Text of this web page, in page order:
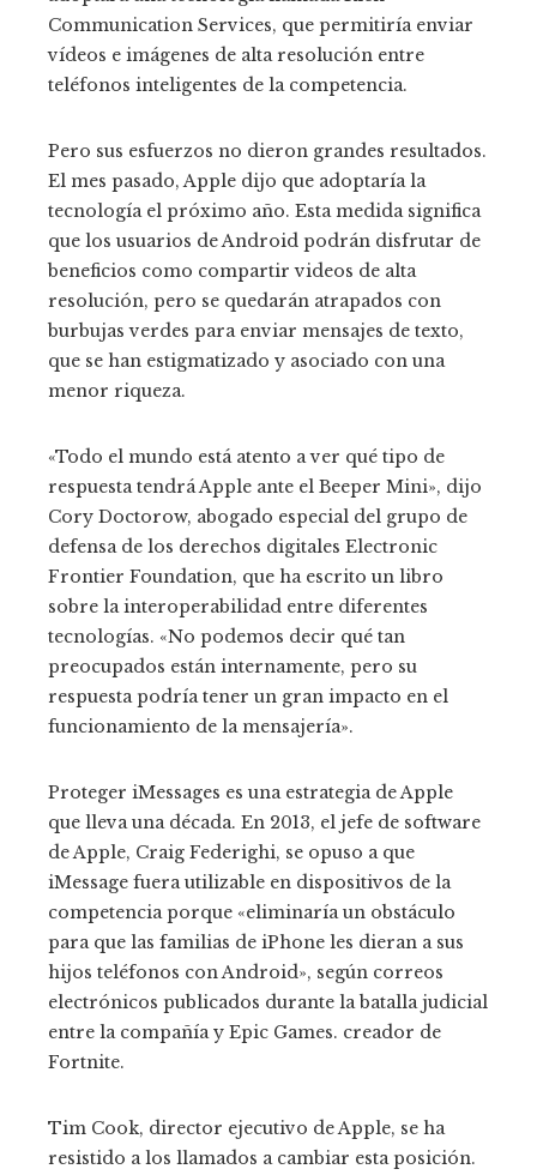
Communication Services, que permitiría enviar
vídeos e imágenes de alta resolución entre
teléfonos inteligentes de la competencia.
Pero sus esfuerzos no dieron grandes resultados.
El mes pasado, Apple dijo que adoptaría la
tecnología el próximo año. Esta medida significa
que los usuarios de Android podrán disfrutar de
beneficios como compartir videos de alta
resolución, pero se quedarán atrapados con
burbujas verdes para enviar mensajes de texto,
que se han estigmatizado y asociado con una
menor riqueza.
«Todo el mundo está atento a ver qué tipo de
respuesta tendrá Apple ante el Beeper Mini», dijo
Cory Doctorow, abogado especial del grupo de
defensa de los derechos digitales Electronic
Frontier Foundation, que ha escrito un libro
sobre la interoperabilidad entre diferentes
tecnologías. «No podemos decir qué tan
preocupados están internamente, pero su
respuesta podría tener un gran impacto en el
funcionamiento de la mensajería».
Proteger iMessages es una estrategia de Apple
que lleva una década. En 2013, el jefe de software
de Apple, Craig Federighi, se opuso a que
iMessage fuera utilizable en dispositivos de la
competencia porque «eliminaría un obstáculo
para que las familias de iPhone les dieran a sus
hijos teléfonos con Android», según correos
electrónicos publicados durante la batalla judicial
entre la compañía y Epic Games. creador de
Fortnite.
Tim Cook, director ejecutivo de Apple, se ha
resistido a los llamados a cambiar esta posición.